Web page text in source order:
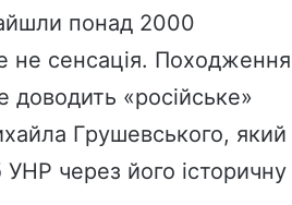
понад 2000
не сенсація. Походження
доводить «російське»
Грушевського, який
через його історичну